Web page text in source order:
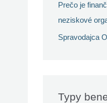
Prečo je
neziskové
Spravodajca
Typy